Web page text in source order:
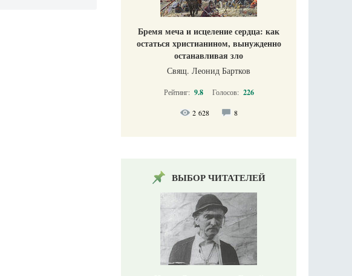
Бремя меча и исцеление сердца: как
остаться христианином, вынужденно
останавливая зло
Свящ. Леонид Бартков
Рейтинг: 9.8 Голосов: 226
2 628 8
ВЫБОР ЧИТАТЕЛЕЙ